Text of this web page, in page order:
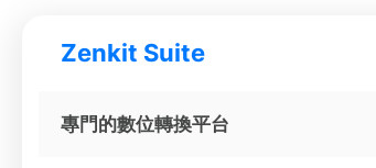
Zenkit Suite
專門的數位轉換平台